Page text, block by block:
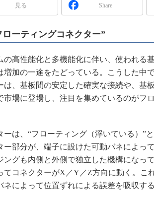
タロガーの基礎知識
！ モーター駆動入門講
入門
組みとその活用設計」
ーから見た5G
線規格を知る【Thread
規格を知る【Z-Wave
見る Share
ーティングコネクター”
高性能化と多機能化に伴い、使われる
増加の一途をたどっている。こうした中
は、基板間の安定した確実な接続や、基
市場に登場し、注目を集めているのがフ
は、“フローティング（浮いている）”
ー部分が、端子に設けた可動バネによっ
ングも内側と外側で独立した機構になっ
てコネクターがX／Y／Z方向に動く。こ
ネによって位置ずれによる誤差を吸収す